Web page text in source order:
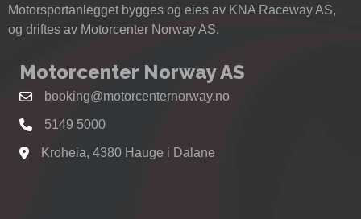
Motorsportanlegget bygges og eies av KNA Raceway AS,
og driftes av Motorcenter Norway AS.
Motorcenter Norway AS
booking@motorcenternorway.no
5149 5000
Se kart til Motorcenter Norway i Sokndal
Kroheia, 4380 Hauge i Dalane